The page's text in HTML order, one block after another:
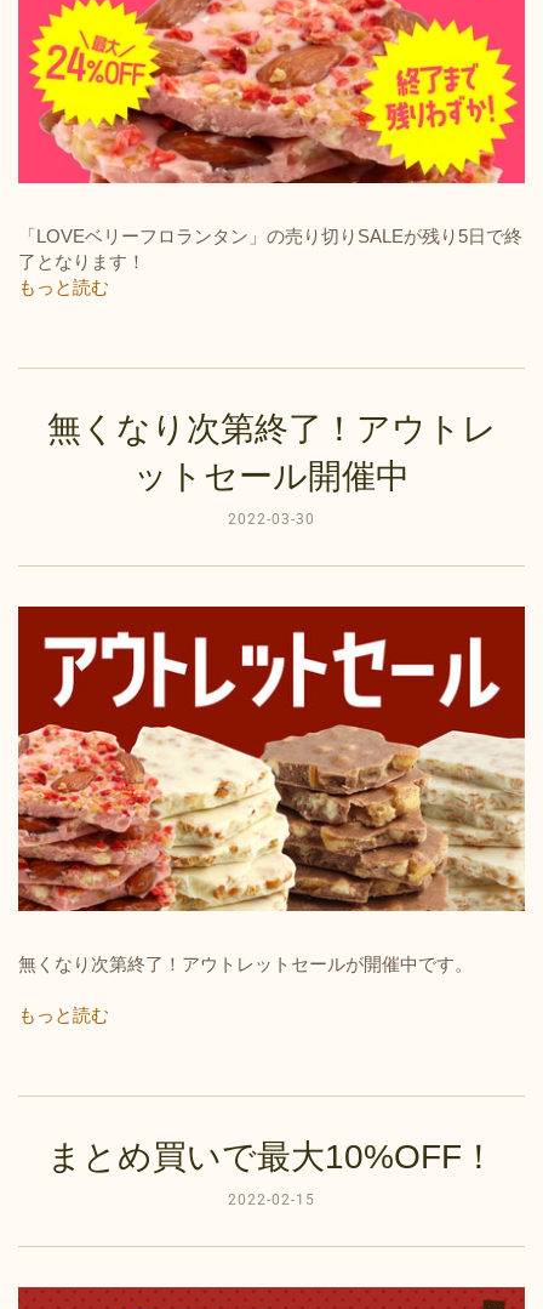
「LOVEベリーフロランタン」の売り切りSALEが残り5日で終
了となります！
もっと読む
無くなり次第終了！アウトレ
ットセール開催中
2022-03-30
無くなり次第終了！アウトレットセールが開催中です。
もっと読む
まとめ買いで最大10%OFF！
2022-02-15